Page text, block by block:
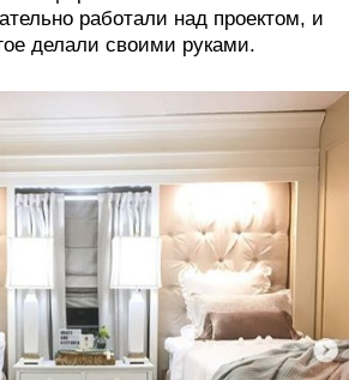
работали над проектом, и
делали своими руками.